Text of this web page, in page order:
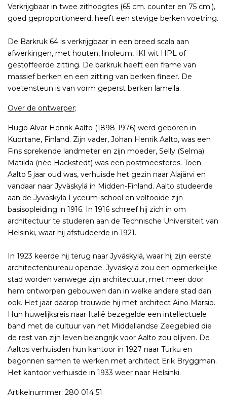
Verkrijgbaar in twee zithoogtes (65 cm. counter en 75 cm.),
goed geproportioneerd, heeft een stevige berken voetring.
De Barkruk 64 is verkrijgbaar in een breed scala aan
afwerkingen, met houten, linoleum, IKI wit HPL of
gestoffeerde zitting. De barkruk heeft een frame van
massief berken en een zitting van berken fineer. De
voetensteun is van vorm geperst berken lamella.
Over de ontwerper;
Hugo Alvar Henrik Aalto (1898-1976) werd geboren in
Kuortane, Finland. Zijn vader, Johan Henrik Aalto, was een
Fins sprekende landmeter en zijn moeder, Selly (Selma)
Matilda (née Hackstedt) was een postmeesteres. Toen
Aalto 5 jaar oud was, verhuisde het gezin naar Alajärvi en
vandaar naar Jyväskylä in Midden-Finland. Aalto studeerde
aan de Jyväskylä Lyceum-school en voltooide zijn
basisopleiding in 1916. In 1916 schreef hij zich in om
architectuur te studeren aan de Technische Universiteit van
Helsinki, waar hij afstudeerde in 1921.
In 1923 keerde hij terug naar Jyväskylä, waar hij zijn eerste
architectenbureau opende. Jyväskylä zou een opmerkelijke
stad worden vanwege zijn architectuur, met meer door
hem ontworpen gebouwen dan in welke andere stad dan
ook. Het jaar daarop trouwde hij met architect Aino Marsio.
Hun huwelijksreis naar Italië bezegelde een intellectuele
band met de cultuur van het Middellandse Zeegebied die
de rest van zijn leven belangrijk voor Aalto zou blijven. De
Aaltos verhuisden hun kantoor in 1927 naar Turku en
begonnen samen te werken met architect Erik Bryggman.
Het kantoor verhuisde in 1933 weer naar Helsinki.
Artikelnummer: 280 014 51